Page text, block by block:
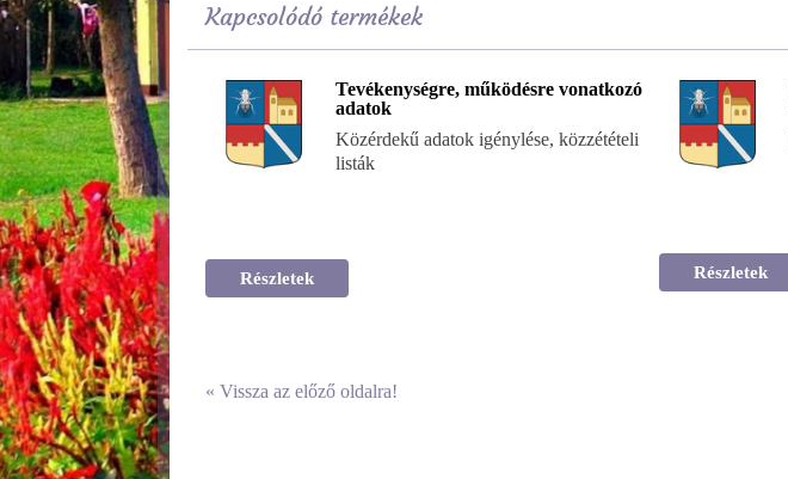
Kapcsolódó termékek
Tevékenységre, működésre vonatkozó
adatok
Közérdekű adatok igénylése, közzétételi
listák
Részletek Részletek
« Vissza az előző oldalra!